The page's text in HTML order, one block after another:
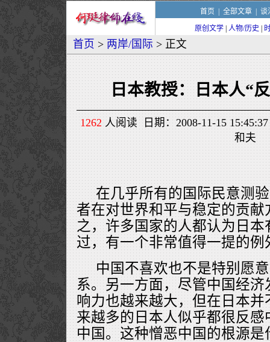
首页 全部文章| 谈
原创文学 人物/历史
首页 > 两岸/国际 > 正文
日本教授：日本人“
1262人阅读 日期：2008-11-15
和夫
在几乎所有的国际民意测
者在对世界和平与稳定的贡
之，许多国家的人都认为日
过，有一个非常值得一提的
中国不喜欢也不是特别愿
系。另一方面，尽管中国经
响力也越来越大，但在日本
来越多的日本人似乎都很反
中国。这种憎恶中国的根源是